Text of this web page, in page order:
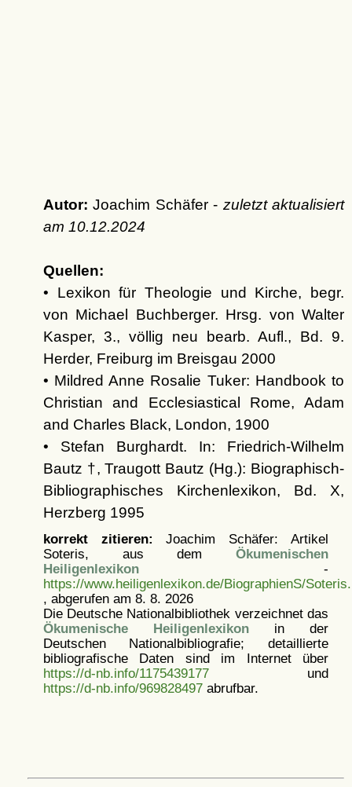
Autor: Joachim Schäfer - zuletzt aktualisiert
am 10.12.2024
Quellen:
• Lexikon für Theologie und Kirche, begr.
von Michael Buchberger. Hrsg. von Walter
Kasper, 3., völlig neu bearb. Aufl., Bd. 9.
Herder, Freiburg im Breisgau 2000
• Mildred Anne Rosalie Tuker: Handbook to
Christian and Ecclesiastical Rome, Adam
and Charles Black, London, 1900
• Stefan Burghardt. In: Friedrich-Wilhelm
Bautz †, Traugott Bautz (Hg.): Biographisch-
Bibliographisches Kirchenlexikon, Bd. X,
Herzberg 1995
korrekt zitieren: Joachim Schäfer: Artikel
Soteris, aus dem Ökumenischen
Heiligenlexikon-
https://www.heiligenlexikon.de/BiographienS/
, abgerufen am 8. 8. 2026
Die Deutsche Nationalbibliothek verzeichnet das
Ökumenische Heiligenlexikonin der
Deutschen Nationalbibliografie; detaillierte
bibliografische Daten sind im Internet über
https://d-nb.info/1175439177und
https://d-nb.info/969828497abrufbar.